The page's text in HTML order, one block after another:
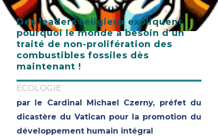
Des leaders religieux expliquent
pourquoi le monde a besoin d’un
traité de non-prolifération des
combustibles fossiles dès
maintenant !
ECOLOGIE
par le Cardinal Michael Czerny, préfet du
dicastère du Vatican pour la promotion du
développement humain intégral